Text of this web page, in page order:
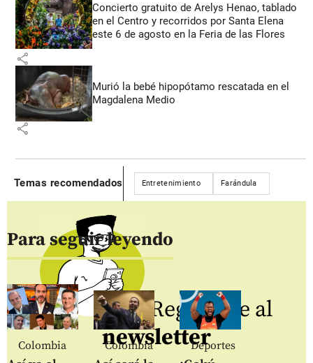
Concierto gratuito de Arelys Henao, tablado
en el Centro y recorridos por Santa Elena
este 6 de agosto en la Feria de las Flores
share
Murió la bebé hipopótamo rescatada en el
Magdalena Medio
share
Temas recomendados Entretenimiento Farándula
Para seguir leyendo
Colombia Colombia Deportes
Regístrate al
newsletter